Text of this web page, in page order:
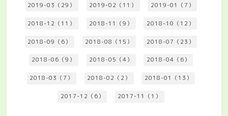
2019-03（29） 2019-02（11） 2019-01（7）
2018-12（11） 2018-11（9） 2018-10（12）
2018-09（6） 2018-08（15） 2018-07（23）
2018-06（9） 2018-05（4） 2018-04（6）
2018-03（7） 2018-02（2） 2018-01（13）
2017-12（6） 2017-11（1）